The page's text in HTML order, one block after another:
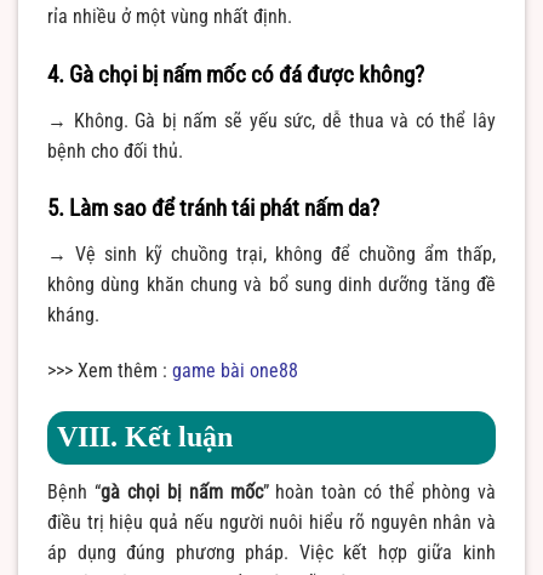
rỉa nhiều ở một vùng nhất định.
4. Gà chọi bị nấm mốc có đá được không?
→ Không. Gà bị nấm sẽ yếu sức, dễ thua và có thể lây
bệnh cho đối thủ.
5. Làm sao để tránh tái phát nấm da?
→ Vệ sinh kỹ chuồng trại, không để chuồng ẩm thấp,
không dùng khăn chung và bổ sung dinh dưỡng tăng đề
kháng.
>>> Xem thêm : game bài one88
VIII. Kết luận
Bệnh “gà chọi bị nấm mốc” hoàn toàn có thể phòng và
điều trị hiệu quả nếu người nuôi hiểu rõ nguyên nhân và
áp dụng đúng phương pháp. Việc kết hợp giữa kinh